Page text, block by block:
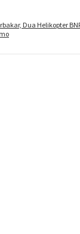
Dua Helikopter